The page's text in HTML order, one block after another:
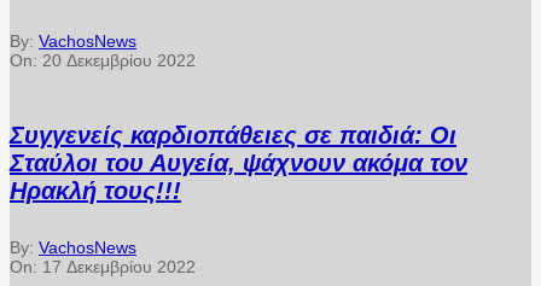
By: VachosNews
On: 20 Δεκεμβρίου 2022
Συγγενείς καρδιοπάθειες σε παιδιά: Οι
Σταύλοι του Αυγεία, ψάχνουν ακόμα τον
Ηρακλή τους!!!
By: VachosNews
On: 17 Δεκεμβρίου 2022